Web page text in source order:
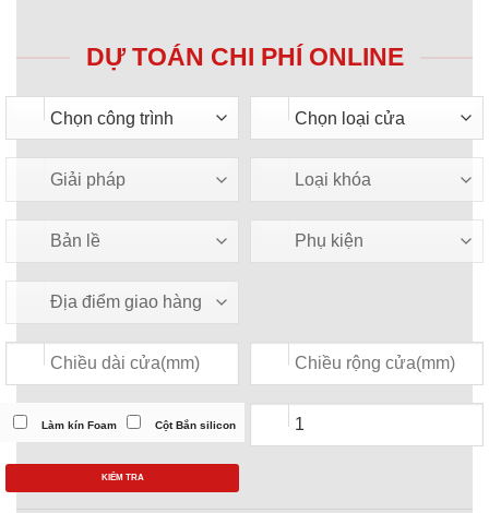
DỰ TOÁN CHI PHÍ ONLINE
Làm kín Foam Cột Bắn silicon
KIỂM TRA